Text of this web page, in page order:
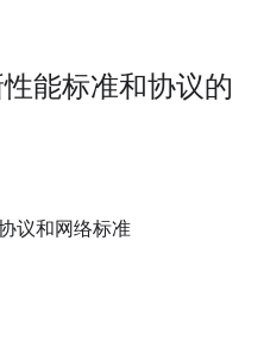
能标准和协议的
议和网络标准